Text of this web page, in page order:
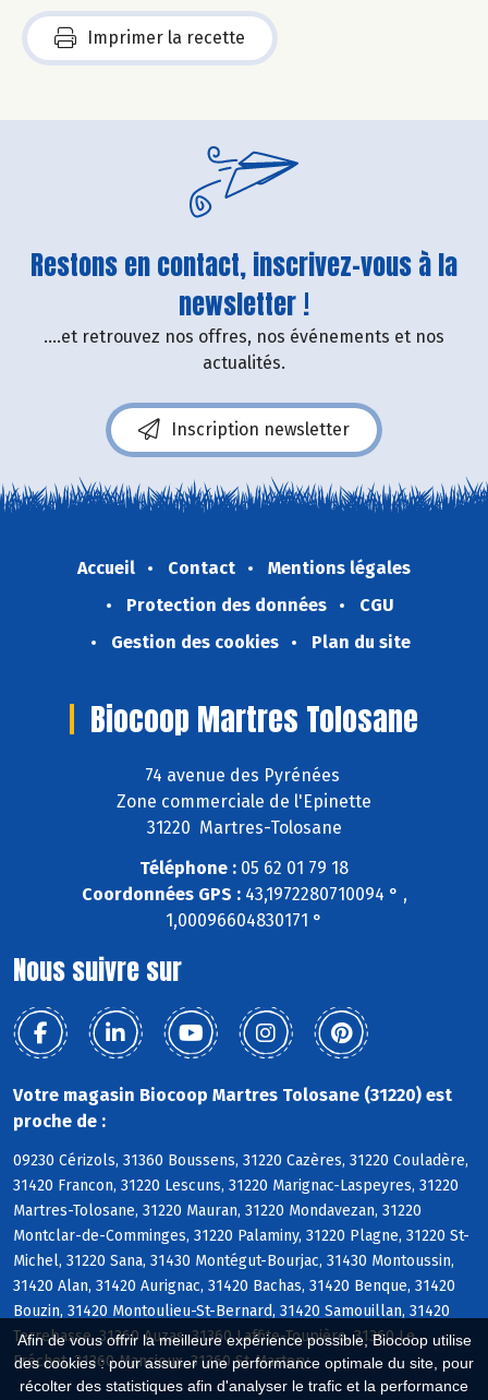
Afin de vous offrir la meilleure expérience possible, Biocoop utilise
des cookies : pour assurer une performance optimale du site, pour
récolter des statistiques afin d'analyser le trafic et la performance
Imprimer la recette
Restons en contact, inscrivez-vous à la
newsletter !
....et retrouvez nos offres, nos événements et nos
actualités.
Inscription newsletter
Accueil Contact
Mentions légales
Protection des données
CGU
Gestion des cookies
Plan du site
Biocoop Martres Tolosane
74 avenue des Pyrénées
Zone commerciale de l'Epinette
31220 Martres-Tolosane
Téléphone : 05 62 01 79 18
Coordonnées GPS :43,1972280710094 ° ,
1,00096604830171 °
Nous suivre sur
Votre magasin Biocoop Martres Tolosane (31220) est
proche de :
09230 Cérizols, 31360 Boussens, 31220 Cazères, 31220 Couladère,
31420 Francon, 31220 Lescuns, 31220 Marignac-Laspeyres, 31220
Martres-Tolosane, 31220 Mauran, 31220 Mondavezan, 31220
Montclar-de-Comminges, 31220 Palaminy, 31220 Plagne, 31220 St-
Michel, 31220 Sana, 31430 Montégut-Bourjac, 31430 Montoussin,
31420 Alan, 31420 Aurignac, 31420 Bachas, 31420 Benque, 31420
Bouzin, 31420 Montoulieu-St-Bernard, 31420 Samouillan, 31420
Terrebasse, 31360 Auzas, 31360 Laffite-Toupière, 31360 Le
Fréchet, 31360 Mancioux, 31360 St-Martory